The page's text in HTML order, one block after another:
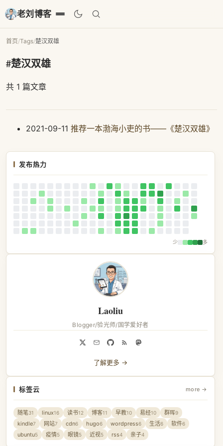
老刘博客
首页/Tags/楚汉双雄
#楚汉双雄
共 1 篇文章
2021-09-11 推荐一本渤海小吏的书——《楚汉双雄》
发布热力
少 多
Laoliu
Blogger/验光师/国学爱好者
了解更多 →
标签云 more →
随笔31 linux16 读书12 博客11 早教10 易经10 群晖9
kindle7 网站7 cdn6 hugo6 wordpress6 生活6 软件6
ubuntu5 疫情5 眼镜5 近视5 rss4 亲子4